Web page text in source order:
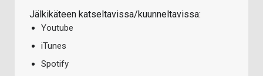
Jälkikäteen katseltavissa/kuunneltavissa:
Youtube
iTunes
Spotify